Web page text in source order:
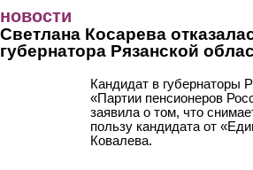
новости
Светлана Косарева
губернатора Рязанской
Кандидат в губернаторы
«Партии пенсионеров
заявила о том, что
пользу кандидата от
Ковалева.